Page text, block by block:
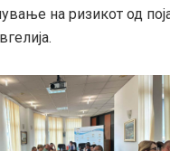
на ризикот од